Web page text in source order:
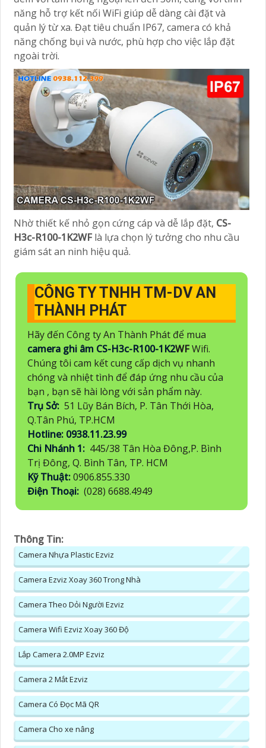
năng hỗ trợ kết nối WiFi giúp dễ dàng cài đặt và
quản lý từ xa. Đạt tiêu chuẩn IP67, camera có khả
năng chống bụi và nước, phù hợp cho việc lắp đặt
ngoài trời.
Nhờ thiết kế nhỏ gọn cứng cáp và dễ lắp đặt, CS-
H3c-R100-1K2WF là lựa chọn lý tưởng cho nhu cầu
giám sát an ninh hiệu quả.
CÔNG TY TNHH TM-DV AN
THÀNH PHÁT
Hãy đến Công ty An Thành Phát để mua
camera ghi âm CS-H3c-R100-1K2WFWifi.
Chúng tôi cam kết cung cấp dịch vụ nhanh
chóng và nhiệt tình để đáp ứng nhu cầu của
bạn , bạn sẽ hài lòng với sản phẩm này.
Trụ Sở: 51 Lũy Bán Bích, P. Tân Thới Hòa,
Q.Tân Phú, TP.HCM
Hotline: 0938.11.23.99
Chi Nhánh 1: 445/38 Tân Hòa Đông,P. Bình
Trị Đông, Q. Bình Tân, TP. HCM
Kỹ Thuật:0906.855.330
Điện Thoại: (028) 6688.4949
Thông Tin:
Camera Nhựa Plastic Ezviz
Camera Ezviz Xoay 360 Trong Nhà
Camera Theo Dỏi Người Ezviz
Camera Wifi Ezviz Xoay 360 Độ
Lắp Camera 2.0MP Ezviz
Camera 2 Mắt Ezviz
Camera Có Đọc Mã QR
Camera Cho xe nâng